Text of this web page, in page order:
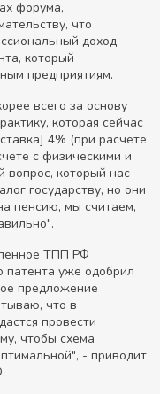
форума,
что
доход
который
предприятиям.
всего за основу
которая сейчас
4% (при расчете
с физическими и
вопрос, который нас
государству, но они
пенсию, мы считаем,
ТПП РФ
уже одобрил
предложение
что в
провести
чтобы схема
- приводит